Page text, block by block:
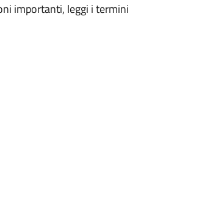
importanti, leggi i termini